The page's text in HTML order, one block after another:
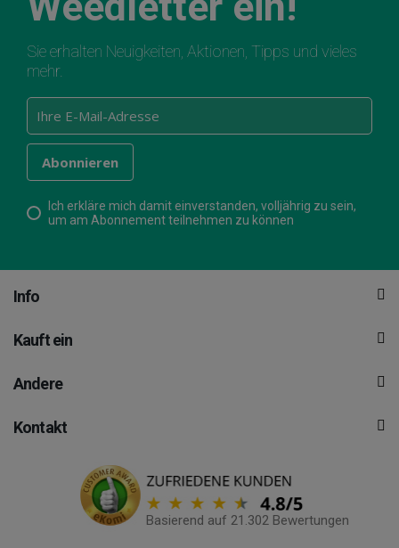
Sie erhalten Neuigkeiten, Aktionen, Tipps und vieles
mehr.
Ich erkläre mich damit einverstanden, volljährig zu sein,
um am Abonnement teilnehmen zu können
Info
Kauft ein
Andere
Kontakt
Basierend auf 21.302 Bewertungen